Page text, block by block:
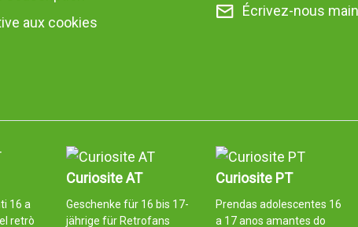
aux cookies
Écrivez-nous
16 a
retrò
Curiosite AT
Geschenke für 16 bis 17-
jährige für Retrofans
Curiosite PT
Prendas adolescentes 16
a 17 anos amantes do